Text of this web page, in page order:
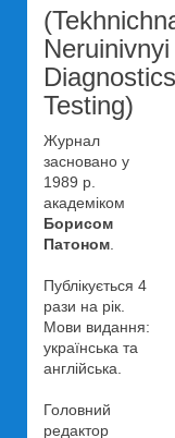
Testing)
Журнал
засновано у
1989 р.
академіком
Борисом
Патоном
Публікується 4
рази на рік.
Мови видання:
українська та
англійська.
Головний
редактор